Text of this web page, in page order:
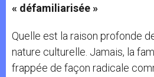
« défamiliarisée »
Quelle est la raison profonde
nature culturelle. Jamais, la
frappée de façon radicale